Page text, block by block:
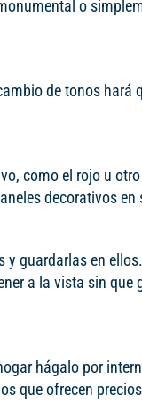
o
de tonos
como el rojo u
decorativos
guardarlas en
a la vista sin
hágalo por
que ofrecen